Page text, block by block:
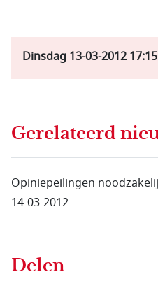
Dinsdag 13-03-2012 17:15
Gerelateerd
Opiniepeilingen
14-03-2012
Delen